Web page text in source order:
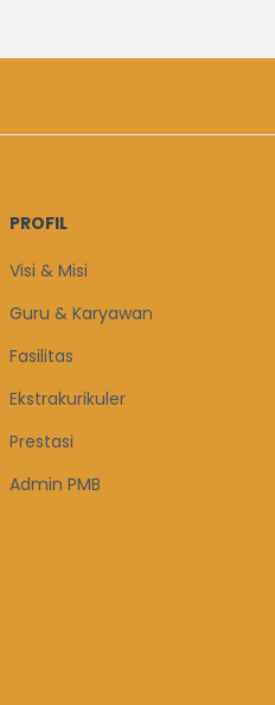
PROFIL
Visi & Misi
Guru & Karyawan
Fasilitas
Ekstrakurikuler
Prestasi
Admin PMB